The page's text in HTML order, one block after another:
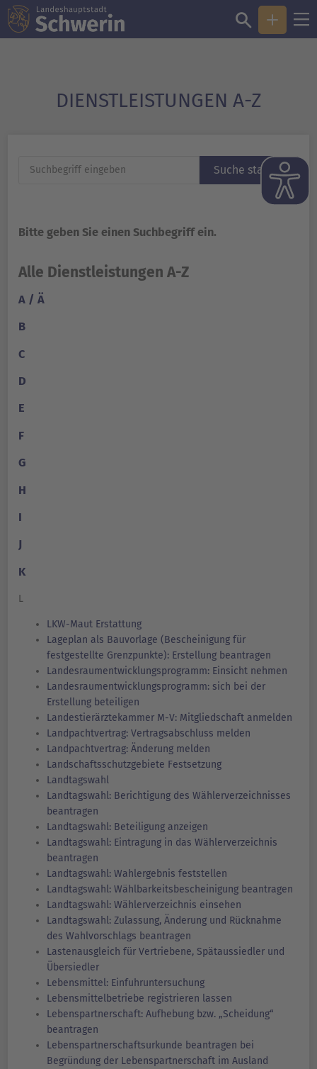
DIENST­LEISTUNGEN A-Z
Suche starten
Bitte geben Sie einen Suchbegriff ein.
Alle Dienstleistungen A-Z
A / Ä
B
C
D
E
F
G
H
I
J
K
L
LKW-Maut Erstattung
Lageplan als Bauvorlage (Bescheinigung für
festgestellte Grenzpunkte): Erstellung beantragen
Landesraumentwicklungsprogramm: Einsicht nehmen
Landesraumentwicklungsprogramm: sich bei der
Erstellung beteiligen
Landestierärztekammer M-V: Mitgliedschaft anmelden
Landpachtvertrag: Vertragsabschluss melden
Landpachtvertrag: Änderung melden
Landschaftsschutzgebiete Festsetzung
Landtagswahl
Landtagswahl: Berichtigung des Wählerverzeichnisses
beantragen
Landtagswahl: Beteiligung anzeigen
Landtagswahl: Eintragung in das Wählerverzeichnis
beantragen
Landtagswahl: Wahlergebnis feststellen
Landtagswahl: Wählbarkeitsbescheinigung beantragen
Landtagswahl: Wählerverzeichnis einsehen
Landtagswahl: Zulassung, Änderung und Rücknahme
des Wahlvorschlags beantragen
Lastenausgleich für Vertriebene, Spätaussiedler und
Übersiedler
Lebensmittel: Einfuhruntersuchung
Lebensmittelbetriebe registrieren lassen
Lebenspartnerschaft: Aufhebung bzw. „Scheidung“
beantragen
Lebenspartnerschaftsurkunde beantragen bei
Begründung der Lebenspartnerschaft im Ausland